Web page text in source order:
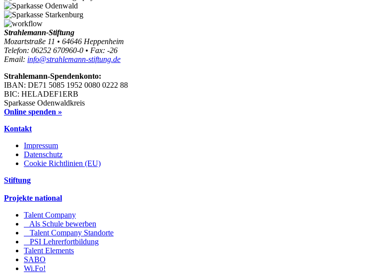
Strahlemann-Stiftung
Mozartstraße 11 • 64646 Heppenheim
Telefon: 06252 670960-0 • Fax: -26
Email: info@strahlemann-stiftung.de
Strahlemann-Spendenkonto:
IBAN: DE71 5085 1952 0080 0222 88
BIC: HELADEF1ERB
Sparkasse Odenwaldkreis
Online spenden »
Kontakt
Impressum
Datenschutz
Cookie Richtlinien (EU)
Stiftung
Projekte national
Talent Company
Als Schule bewerben
Talent Company Standorte
PSI Lehrerfortbildung
Talent Elements
SABO
Wi.Fo!